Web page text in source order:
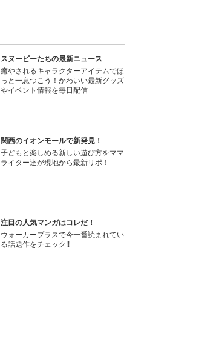
スヌーピーたちの最新ニュース
癒やされるキャラクターアイテムでほ
っと一息つこう！かわいい最新グッズ
やイベント情報を毎日配信
関西のイオンモールで新発見！
子どもと楽しめる新しい遊び方をママ
ライター達が現地から最新リポ！
注目の人気マンガはコレだ！
ウォーカープラスで今一番読まれてい
る話題作をチェック!!